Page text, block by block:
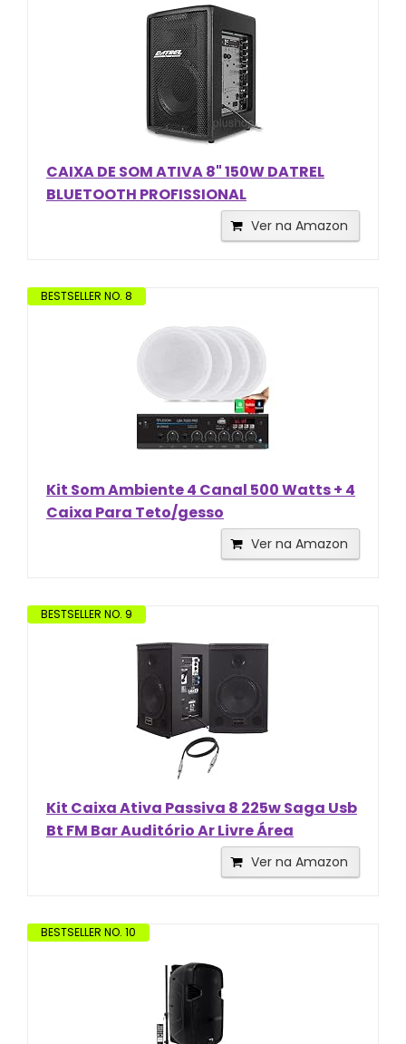
CAIXA DE SOM ATIVA 8" 150W DATREL
BLUETOOTH PROFISSIONAL
Ver na Amazon
BESTSELLER NO. 8
Kit Som Ambiente 4 Canal 500 Watts + 4
Caixa Para Teto/gesso
Ver na Amazon
BESTSELLER NO. 9
Kit Caixa Ativa Passiva 8 225w Saga Usb
Bt FM Bar Auditório Ar Livre Área
Ver na Amazon
BESTSELLER NO. 10